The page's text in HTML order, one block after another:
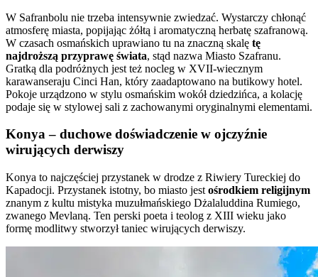
W Safranbolu nie trzeba intensywnie zwiedzać. Wystarczy chłonąć
atmosferę miasta, popijając żółtą i aromatyczną herbatę szafranową.
W czasach osmańskich uprawiano tu na znaczną skalę tę
najdroższą przyprawę świata, stąd nazwa Miasto Szafranu.
Gratką dla podróżnych jest też nocleg w XVII-wiecznym
karawanseraju Cinci Han, który zaadaptowano na butikowy hotel.
Pokoje urządzono w stylu osmańskim wokół dziedzińca, a kolację
podaje się w stylowej sali z zachowanymi oryginalnymi elementami.
Konya – duchowe doświadczenie w ojczyźnie
wirujących derwiszy
Konya to najczęściej przystanek w drodze z Riwiery Tureckiej do
Kapadocji. Przystanek istotny, bo miasto jest ośrodkiem religijnym
znanym z kultu mistyka muzułmańskiego Dżalaluddina Rumiego,
zwanego Mevlaną. Ten perski poeta i teolog z XIII wieku jako
formę modlitwy stworzył taniec wirujących derwiszy.